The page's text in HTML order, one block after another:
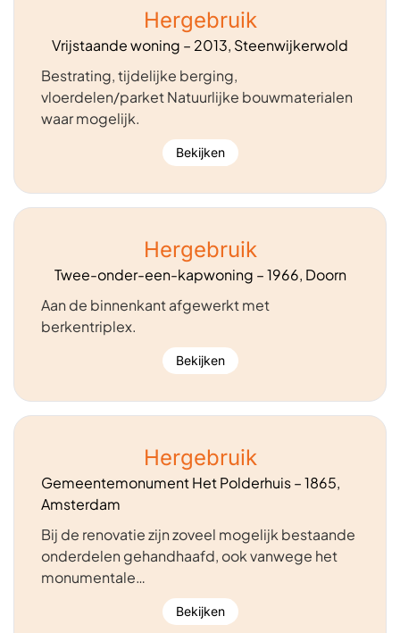
Hergebruik
Vrijstaande woning – 2013, Steenwijkerwold
Bestrating, tijdelijke berging,
vloerdelen/parket Natuurlijke bouwmaterialen
waar mogelijk.
Bekijken
Hergebruik
Twee-onder-een-kapwoning – 1966, Doorn
Aan de binnenkant afgewerkt met
berkentriplex.
Bekijken
Hergebruik
Gemeentemonument Het Polderhuis – 1865,
Amsterdam
Bij de renovatie zijn zoveel mogelijk bestaande
onderdelen gehandhaafd, ook vanwege het
monumentale…
Bekijken